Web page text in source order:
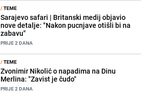
/TEME
Sarajevo safari | Britanski medij objavio
nove detalje: "Nakon pucnjave otišli bi na
zabavu"
PRIJE 2 DANA
/TEME
Zvonimir Nikolić o napadima na Dinu
Merlina: "Zavist je čudo"
PRIJE 2 DANA